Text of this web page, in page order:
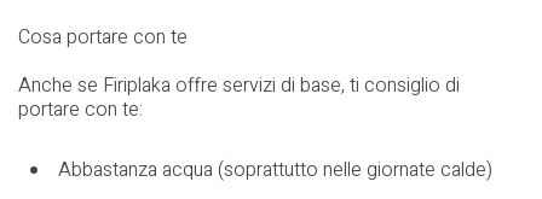
Cosa portare con te
Anche se Firiplaka offre servizi di base, ti consiglio di
portare con te:
Abbastanza acqua (soprattutto nelle giornate calde)